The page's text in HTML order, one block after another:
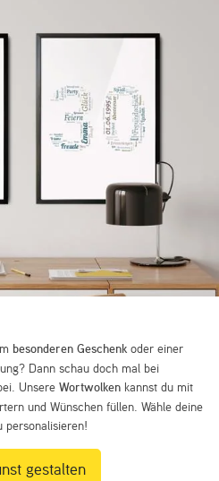
besonderen Geschenk oder einer
Dann schau doch mal bei
UnsereWortwolken kannst du mit
und Wünschen füllen. Wähle deine
personalisieren!
gestalten